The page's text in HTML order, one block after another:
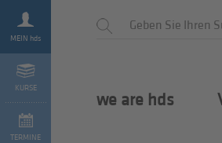
MEIN hds
KURSE
TERMINE
we are hds